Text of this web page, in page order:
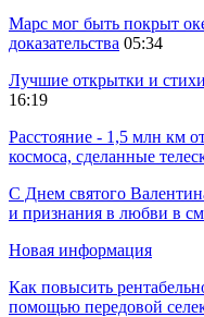
Марс мог быть покрыт
доказательства 05:34
Лучшие открытки и
16:19
Расстояние - 1,5 млн км
космоса, сделанные
С Днем святого
и признания в любви в
Новая информация
Как повысить
помощью передовой